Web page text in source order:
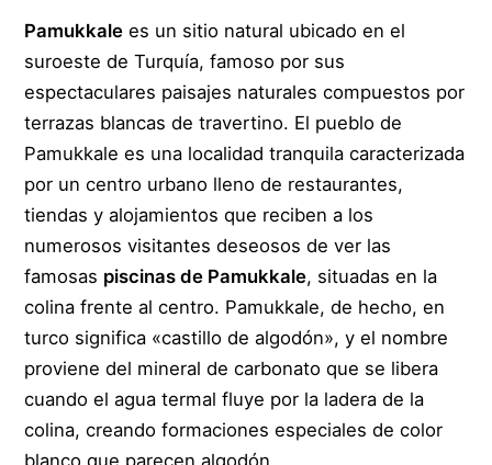
Pamukkale es un sitio natural ubicado en el
suroeste de Turquía, famoso por sus
espectaculares paisajes naturales compuestos por
terrazas blancas de travertino. El pueblo de
Pamukkale es una localidad tranquila caracterizada
por un centro urbano lleno de restaurantes,
tiendas y alojamientos que reciben a los
numerosos visitantes deseosos de ver las
famosas piscinas de Pamukkale, situadas en la
colina frente al centro. Pamukkale, de hecho, en
turco significa «castillo de algodón», y el nombre
proviene del mineral de carbonato que se libera
cuando el agua termal fluye por la ladera de la
colina, creando formaciones especiales de color
blanco que parecen algodón.